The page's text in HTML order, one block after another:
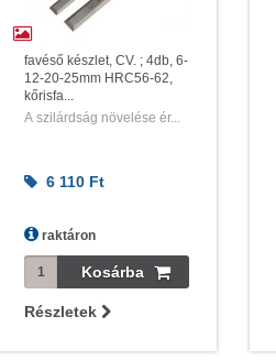
favéső készlet, CV. ; 4db, 6-
12-20-25mm HRC56-62,
kőrisfa...
A szilárdság növelése ér...
6 110 Ft
raktáron
Részletek